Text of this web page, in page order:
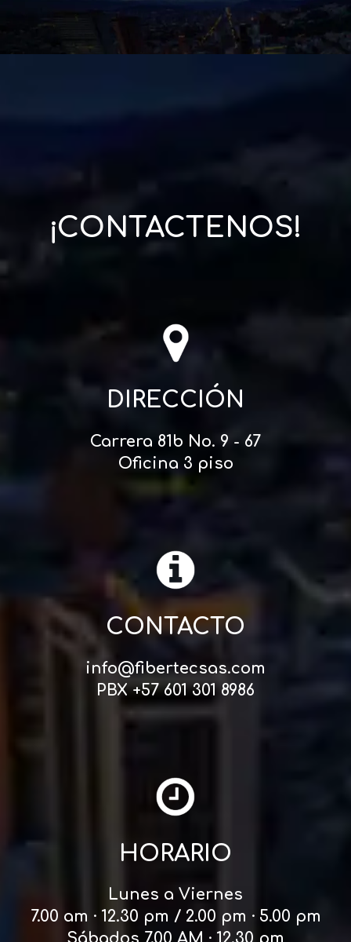
¡CONTACTENOS!
DIRECCIÓN
Carrera 81b No. 9 - 67
Oficina 3 piso
CONTACTO
info@fibertecsas.com
PBX +57 601 301 8986
HORARIO
Lunes a Viernes
7.00 am · 12.30 pm / 2.00 pm · 5.00 pm